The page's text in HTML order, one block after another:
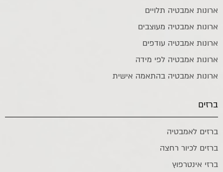
ארונות אמבטיה תלויים
ארונות אמבטיה מעוצבים
ארונות אמבטיה עודפים
ארונות אמבטיה לפי מידה
ארונות אמבטיה בהתאמה אישית
ברזים
ברזים לאמבטיה
ברזים לכיור רחצה
ברזי אינטרפוץ